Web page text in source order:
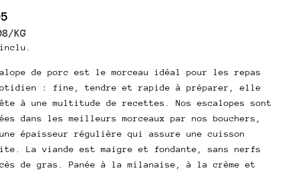
/PAR
KG
de porc est le morceau idéal pour les repas
: fine, tendre et rapide à préparer, elle
à une multitude de recettes. Nos escalopes sont
dans les meilleurs morceaux par nos bouchers,
épaisseur régulière qui assure une cuisson
La viande est maigre et fondante, sans nerfs
de gras. Panée à la milanaise, à la crème et
Partager ce produit
poser une question
Votre
nom
Votre
email
Votre